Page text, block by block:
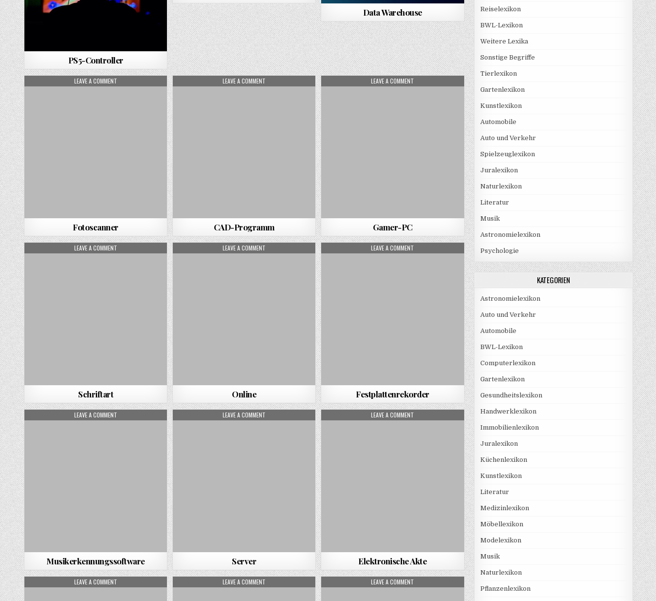
PS5-Controller
Data Warehouse
LEAVE A COMMENT
Fotoscanner
LEAVE A COMMENT
CAD-Programm
LEAVE A COMMENT
Gamer-PC
LEAVE A COMMENT
Schriftart
LEAVE A COMMENT
Online
LEAVE A COMMENT ON FESTPLATTENREKORDER
Festplattenrekorder
LEAVE A COMMENT ON MUSIKERKENNUNGSSOFTWARE
Musikerkennungssoftware
LEAVE A COMMENT
Server
LEAVE A COMMENT ON ELEKTRONISCHE AKTE
Elektronische Akte
LEAVE A COMMENT LEAVE A COMMENT LEAVE A COMMENT
Reiselexikon
BWL-Lexikon
Weitere Lexika
Sonstige Begriffe
Tierlexikon
Gartenlexikon
Kunstlexikon
Automobile
Auto und Verkehr
Spielzeuglexikon
Juralexikon
Naturlexikon
Literatur
Musik
Astronomielexikon
Psychologie
KATEGORIEN
Astronomielexikon
Auto und Verkehr
Automobile
BWL-Lexikon
Computerlexikon
Gartenlexikon
Gesundheitslexikon
Handwerklexikon
Immobilienlexikon
Juralexikon
Küchenlexikon
Kunstlexikon
Literatur
Medizinlexikon
Möbellexikon
Modelexikon
Musik
Naturlexikon
Pflanzenlexikon